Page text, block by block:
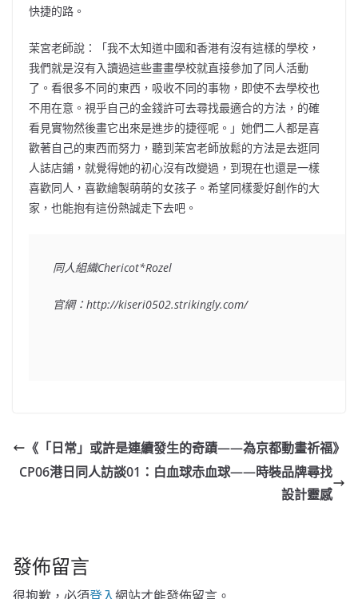
快捷的路。
茉宮老師說：「我不太知道中國和香港有沒有這樣的學校，
我們就是沒有入讀過這些畫畫學校就直接參加了同人活動
了。看很多不同的東西，吸收不同的事物，即使不去學校也
不用在意。視乎自己的金錢許可去尋找最適合的方法，的確
看見實物然後畫它出來是進步的捷徑呢。」 她們二人都是喜
歡著自己的東西而努力，聽到茉宮老師放鬆的方法是去逛同
人誌店鋪，就覺得她的初心沒有改變過，到現在也還是一樣
喜歡同人，喜歡繪製萌萌的女孩子。希望同樣愛好創作的大
家，也能抱有這份熱誠走下去吧。
同人組織Chericot*Rozel
官網： http://kiseri0502.strikingly.com/
《「日常」或許是連續發生的奇蹟——為京都動畫祈福》
CP06港日同人訪談01：白血球赤血球——時裝品牌尋找
設計靈感
發佈留言